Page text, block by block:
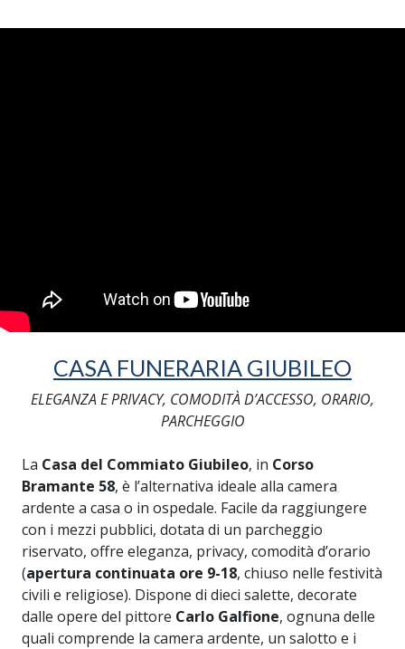
CASA FUNERARIA GIUBILEO
ELEGANZA E PRIVACY, COMODITÀ D’ACCESSO, ORARIO,
PARCHEGGIO
La Casa del Commiato Giubileo, in Corso
Bramante 58, è l’alternativa ideale alla camera
ardente a casa o in ospedale. Facile da raggiungere
con i mezzi pubblici, dotata di un parcheggio
riservato, offre eleganza, privacy, comodità d’orario
(apertura continuata ore 9-18, chiuso nelle festività
civili e religiose). Dispone di dieci salette, decorate
dalle opere del pittore Carlo Galfione, ognuna delle
quali comprende la camera ardente, un salotto e i